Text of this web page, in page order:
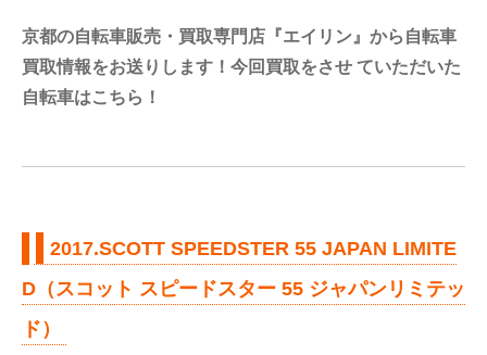
京都の自転車販売・買取専門店『エイリン』から自転車
買取情報をお送りします！今回買取をさせ ていただいた
自転車はこちら！
2017.SCOTT SPEEDSTER 55 JAPAN LIMITE
D（スコット スピードスター 55 ジャパンリミテッ
ド）